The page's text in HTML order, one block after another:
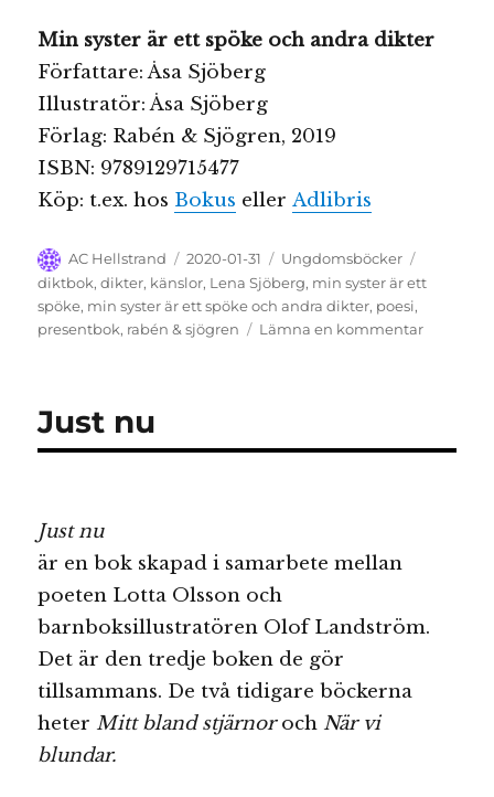
Min syster är ett spöke och andra dikter
Författare: Åsa Sjöberg
Illustratör: Åsa Sjöberg
Förlag: Rabén & Sjögren, 2019
ISBN: 9789129715477
Köp: t.ex. hos Bokus ellerAdlibris
Författare
AC Hellstrand
Publicerat
den
2020-01-31 Kategorier
Ungdomsböcker
diktbok,dikter, känslor, Lena Sjöberg, min syster är ett
spöke, min syster är ett spöke och andra dikter, poesi,
presentbok, rabén & sjögren Lämna en kommentartill
Just nu
Just nu
är en bok skapad i samarbete mellan
poeten Lotta Olsson och
barnboksillustratören Olof Landström.
Det är den tredje boken de gör
tillsammans. De två tidigare böckerna
heter Mitt bland stjärnoroch När vi
blundar.